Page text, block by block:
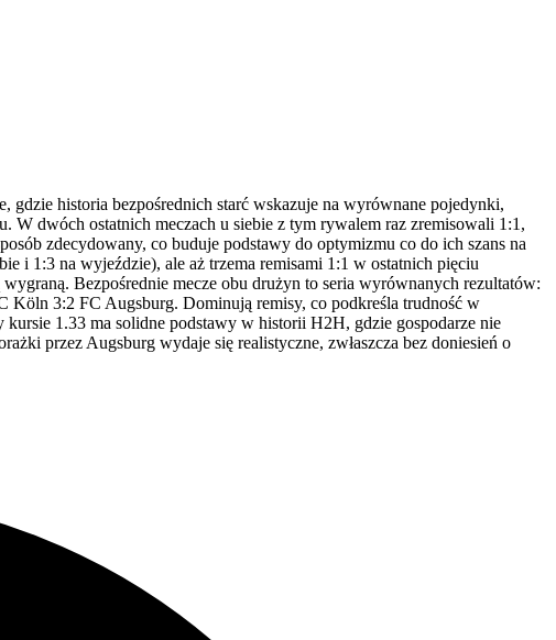
historia bezpośrednich starć wskazuje na wyrównane pojedynki,
W dwóch ostatnich meczach u siebie z tym rywalem raz zremisowali 1:1,
zdecydowany, co buduje podstawy do optymizmu co do ich szans na
i 1:3 na wyjeździe), ale aż trzema remisami 1:1 w ostatnich pięciu
Bezpośrednie mecze obu drużyn to seria wyrównanych rezultatów:
3:2 FC Augsburg. Dominują remisy, co podkreśla trudność w
1.33 ma solidne podstawy w historii H2H, gdzie gospodarze nie
przez Augsburg wydaje się realistyczne, zwłaszcza bez doniesień o